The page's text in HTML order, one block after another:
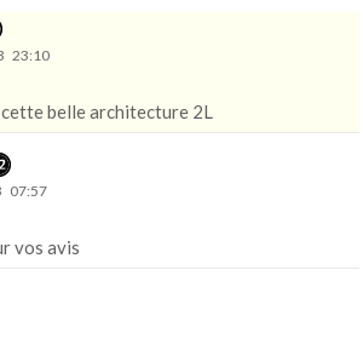
23:10
belle architecture 2L
07:57
vos avis